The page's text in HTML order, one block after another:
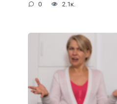
0 2.1к.